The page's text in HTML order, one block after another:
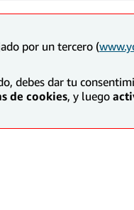
por un tercero (
debes dar tu
de cookies, y luego